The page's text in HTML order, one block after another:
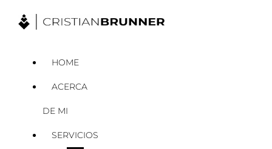
HOME
ACERCA
DE MI
SERVICIOS